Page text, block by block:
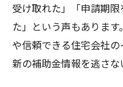
受け取れた」「申請期
た」という声もありま
や信頼できる住宅会社
新の補助金情報を逃さな